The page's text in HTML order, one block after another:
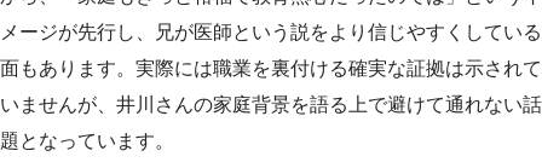
メージが先行し、兄が医師という説をより信じやすくしている
面もあります。実際には職業を裏付ける確実な証拠は示されて
いませんが、井川さんの家庭背景を語る上で避けて通れない話
題となっています。